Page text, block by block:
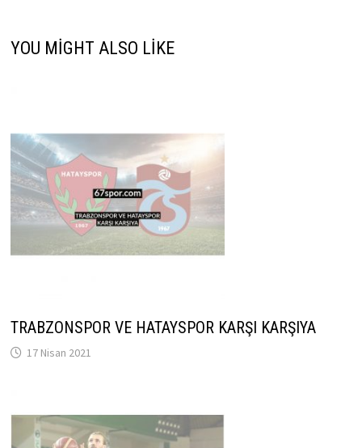
YOU MIGHT ALSO LIKE
TRABZONSPOR VE HATAYSPOR KARŞI KARŞIYA
17 Nisan 2021